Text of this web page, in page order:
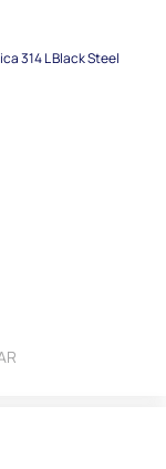
314 L Black Steel